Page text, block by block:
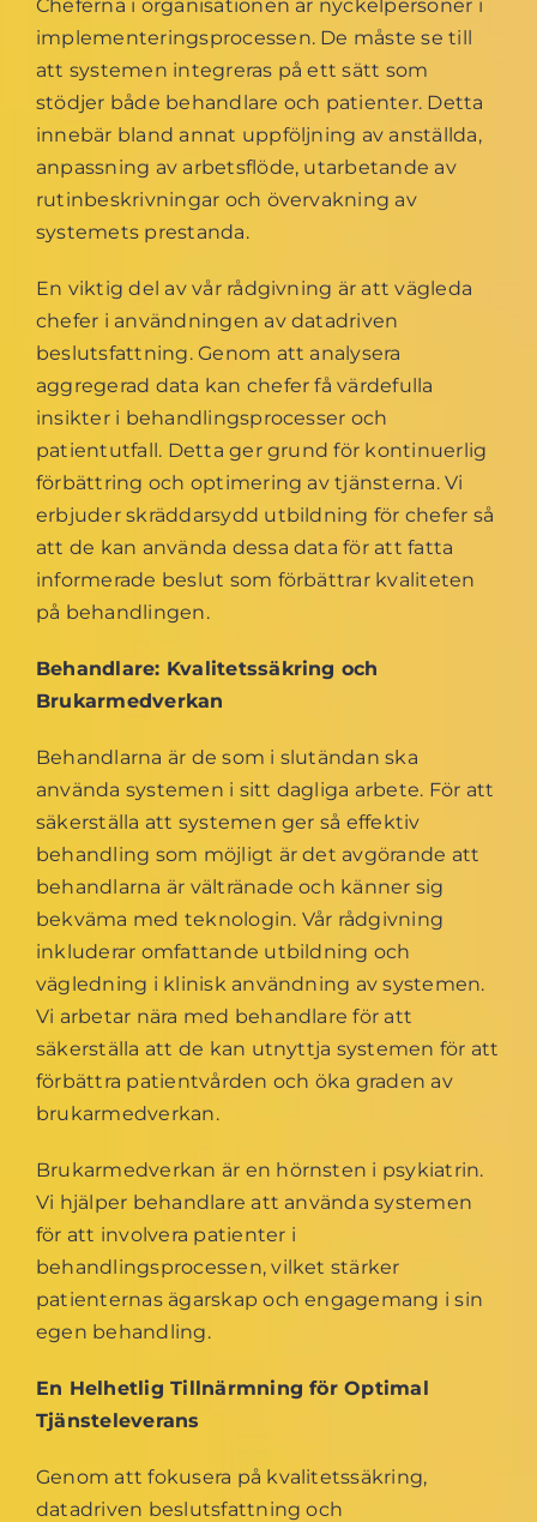
Cheferna i organisationen är nyckelpersoner i
implementeringsprocessen. De måste se till
att systemen integreras på ett sätt som
stödjer både behandlare och patienter. Detta
innebär bland annat uppföljning av anställda,
anpassning av arbetsflöde, utarbetande av
rutinbeskrivningar och övervakning av
systemets prestanda.
En viktig del av vår rådgivning är att vägleda
chefer i användningen av datadriven
beslutsfattning. Genom att analysera
aggregerad data kan chefer få värdefulla
insikter i behandlingsprocesser och
patientutfall. Detta ger grund för kontinuerlig
förbättring och optimering av tjänsterna. Vi
erbjuder skräddarsydd utbildning för chefer så
att de kan använda dessa data för att fatta
informerade beslut som förbättrar kvaliteten
på behandlingen.
Behandlare: Kvalitetssäkring och
Brukarmedverkan
Behandlarna är de som i slutändan ska
använda systemen i sitt dagliga arbete. För att
säkerställa att systemen ger så effektiv
behandling som möjligt är det avgörande att
behandlarna är vältränade och känner sig
bekväma med teknologin. Vår rådgivning
inkluderar omfattande utbildning och
vägledning i klinisk användning av systemen.
Vi arbetar nära med behandlare för att
säkerställa att de kan utnyttja systemen för att
förbättra patientvården och öka graden av
brukarmedverkan.
Brukarmedverkan är en hörnsten i psykiatrin.
Vi hjälper behandlare att använda systemen
för att involvera patienter i
behandlingsprocessen, vilket stärker
patienternas ägarskap och engagemang i sin
egen behandling.
En Helhetlig Tillnärmning för Optimal
Tjänsteleverans
Genom att fokusera på kvalitetssäkring,
datadriven beslutsfattning och